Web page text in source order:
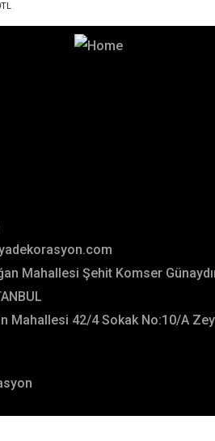
Mahallesi Şehit Komser
Mahallesi 42/4 Sokak No:10/A